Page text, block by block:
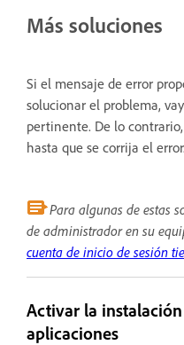
Más soluciones
Si el mensaje de error
solucionar el problema,
pertinente. De lo
hasta que se corrija el error.
Para algunas de estas
de administrador en su
cuenta de inicio de sesión
Activar la
aplicaciones